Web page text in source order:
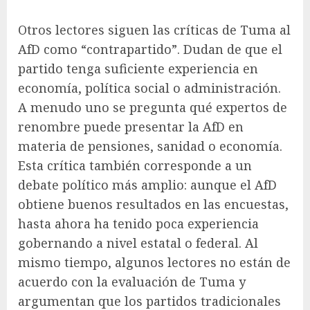
Otros lectores siguen las críticas de Tuma al
AfD como “contrapartido”. Dudan de que el
partido tenga suficiente experiencia en
economía, política social o administración.
A menudo uno se pregunta qué expertos de
renombre puede presentar la AfD en
materia de pensiones, sanidad o economía.
Esta crítica también corresponde a un
debate político más amplio: aunque el AfD
obtiene buenos resultados en las encuestas,
hasta ahora ha tenido poca experiencia
gobernando a nivel estatal o federal. Al
mismo tiempo, algunos lectores no están de
acuerdo con la evaluación de Tuma y
argumentan que los partidos tradicionales